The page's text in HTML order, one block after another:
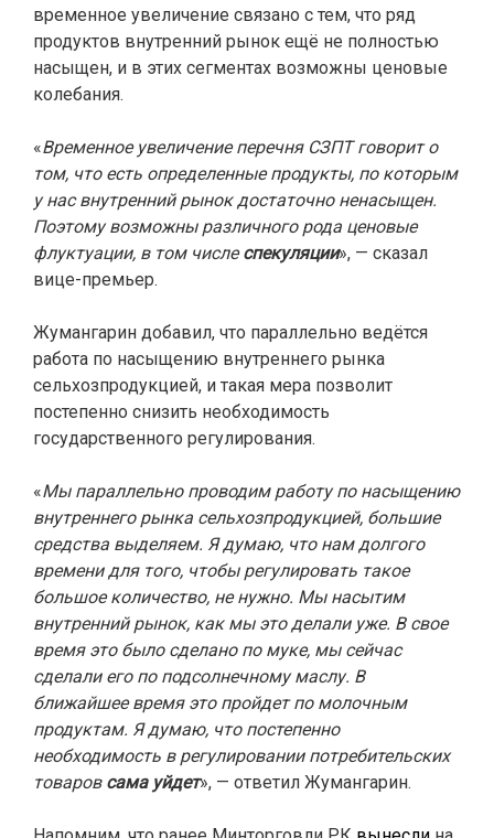
временное увеличение связано с тем, что ряд
продуктов внутренний рынок ещё не полностью
насыщен, и в этих сегментах возможны ценовые
колебания.
«Временное увеличение перечня СЗПТ говорит о
том, что есть определенные продукты, по которым
у нас внутренний рынок достаточно ненасыщен.
Поэтому возможны различного рода ценовые
флуктуации, в том числеспекуляции», — сказал
вице-премьер.
Жумангарин добавил, что параллельно ведётся
работа по насыщению внутреннего рынка
сельхозпродукцией, и такая мера позволит
постепенно снизить необходимость
государственного регулирования.
«Мы параллельно проводим работу по насыщению
внутреннего рынка сельхозпродукцией, большие
средства выделяем. Я думаю, что нам долгого
времени для того, чтобы регулировать такое
большое количество, не нужно. Мы насытим
внутренний рынок, как мы это делали уже. В свое
время это было сделано по муке, мы сейчас
сделали его по подсолнечному маслу. В
ближайшее время это пройдет по молочным
продуктам. Я думаю, что постепенно
необходимость в регулировании потребительских
товаров сама уйдет», — ответил Жумангарин.